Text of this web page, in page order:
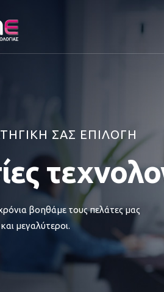
ΣΑΣ ΕΠΙΛΟΓΗ
βοηθάμε τους πελάτες μας
μεγαλύτεροι.